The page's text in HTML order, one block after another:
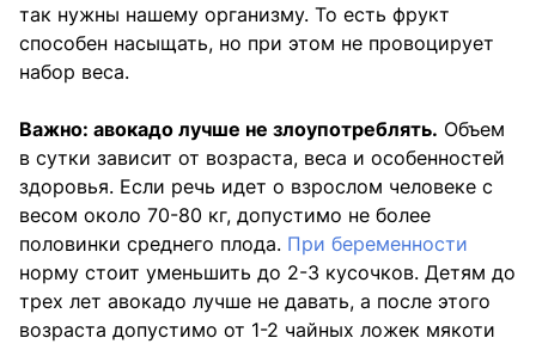
так нужны нашему организму. То есть фрукт
способен насыщать, но при этом не провоцирует
набор веса.
Важно: авокадо лучше не злоупотреблять. Объем
в сутки зависит от возраста, веса и особенностей
здоровья. Если речь идет о взрослом человеке с
весом около 70-80 кг, допустимо не более
половинки среднего плода. При беременности
норму стоит уменьшить до 2-3 кусочков. Детям до
трех лет авокадо лучше не давать, а после этого
возраста допустимо от 1-2 чайных ложек мякоти